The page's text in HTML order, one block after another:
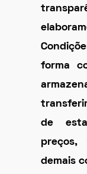
forma
de
preços,
demais